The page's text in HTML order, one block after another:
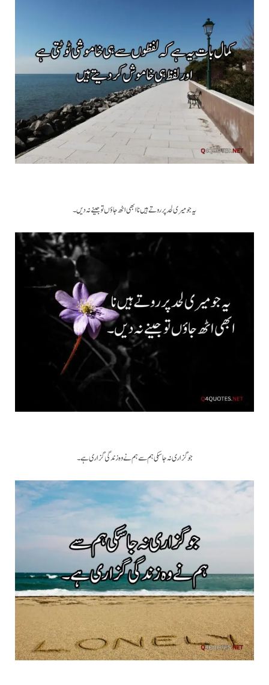
یہ جو میری لحد پر روتے ہیں نا ابھی اٹھ جاؤں تو جینے نہ دیں۔
جو گزاری نہ جا سکی ہم سے ہم نے وہ زندگی گزاری ہے۔